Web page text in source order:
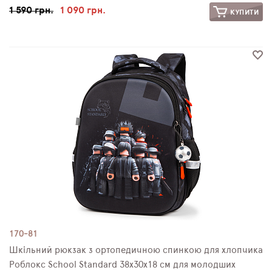
1 590 грн. 1 090 грн. КУПИТИ
170-81
Шкільний рюкзак з ортопедичною спинкою для хлопчика
Роблокс School Standard 38х30х18 см для молодших